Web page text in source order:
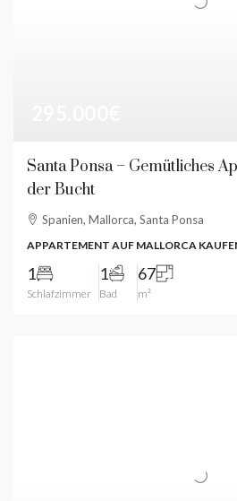
Santa Ponsa – Gemütliches
der Bucht
Spanien, Mallorca, Santa Ponsa
APPARTEMENT AUF MALLORCA
1
Schlafzimmer
1
Bad
67
m²